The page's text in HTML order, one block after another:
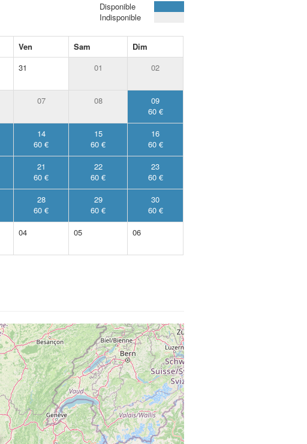
Disponible
Indisponible
Ven Sam
Dim
31
01 02
07 08
09
60 €
14
60 €
15
60 €
16
60 €
21
60 €
22
60 €
23
60 €
28
60 €
29
60 €
30
60 €
04
05 06